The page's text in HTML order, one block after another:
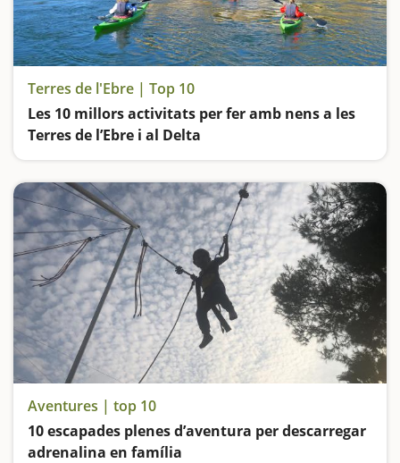
Terres de l'Ebre | Top 10
Les 10 millors activitats per fer amb nens a les
Terres de l’Ebre i al Delta
Aventures | top 10
10 escapades plenes d’aventura per descarregar
adrenalina en família